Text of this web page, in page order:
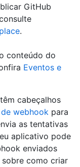
GitHub
.
conteúdo do
Eventos e
cabeçalhos
webhook para
as tentativas
aplicativo pode
enviados
como criar